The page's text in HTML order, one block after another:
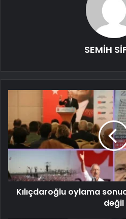
SEMİH
Kılıçdaroğlu oylama
değil